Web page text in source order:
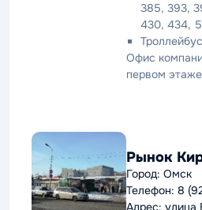
385, 393,
430, 434,
Офис
первом
Рынок
Город: Омск
Телефон: 8
Адрес: улица